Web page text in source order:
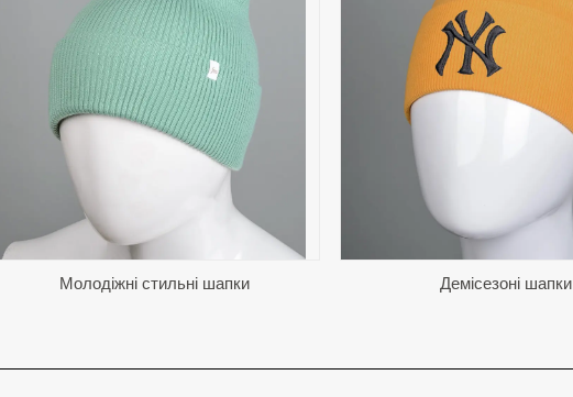
Молодіжні стильні шапки
Стильні шапки для дітей та
дорослих.
Демісезоні шапки